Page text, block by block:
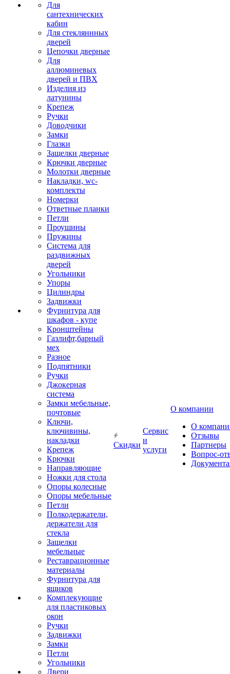
Для
сантехнических
кабин
Для стекляннных
дверей
Цепочки дверные
Для
аллюминевых
дверей и ПВХ
Изделия из
латунины
Крепеж
Ручки
Доводчики
Замки
Глазки
Защелки дверные
Крючки дверные
Молотки дверные
Накладки, wc-
комплекты
Номерки
Ответные планки
Петли
Проушины
Пружины
Система для
раздвижных
дверей
Угольники
Упоры
Цилиндры
Задвижки
Фурнитура для
шкафов - купе
Кронштейны
Газлифт,барный
мех
Разное
Подпятники
Ручки
Джокерная
система
Замки мебельные,
почтовые
Ключи,
ключивины,
накладки
Крепеж
Крючки
Направляющие
Ножки для стола
Опоры колесные
Опоры мебельные
Петли
Полкодержатели,
держатели для
стекла
Защелки
мебельные
Реставрационные
материалы
Фурнитура для
ящиков
Комплекующие
для пластиковых
окон
Ручки
Задвижки
Замки
Петли
Угольники
Двери
Скидки
Сервис
и
услуги
О компании
О
Отзывы
Партнеры
Вопрос-